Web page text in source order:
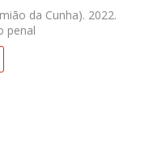
da Cunha). 2022.
penal